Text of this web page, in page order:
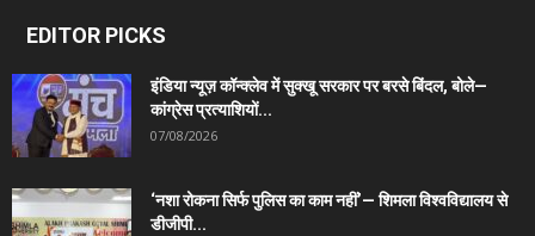
EDITOR PICKS
इंडिया न्यूज़ कॉन्क्लेव में सुक्खू सरकार पर बरसे बिंदल, बोले—
कांग्रेस प्रत्याशियों...
07/08/2026
‘नशा रोकना सिर्फ पुलिस का काम नहीं’— शिमला विश्वविद्यालय से
डीजीपी...